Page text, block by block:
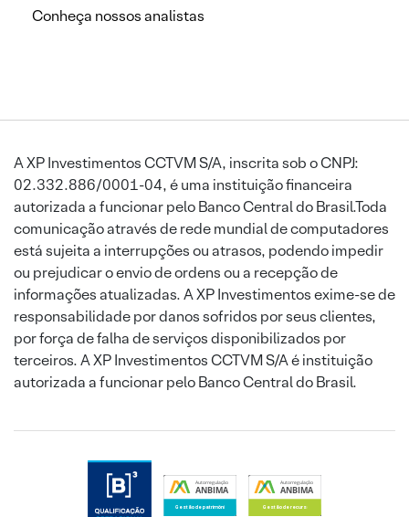
Conheça nossos analistas
A XP Investimentos CCTVM S/A, inscrita sob o CNPJ:
02.332.886/0001-04, é uma instituição financeira
autorizada a funcionar pelo Banco Central do Brasil.Toda
comunicação através de rede mundial de computadores
está sujeita a interrupções ou atrasos, podendo impedir
ou prejudicar o envio de ordens ou a recepção de
informações atualizadas. A XP Investimentos exime-se de
responsabilidade por danos sofridos por seus clientes,
por força de falha de serviços disponibilizados por
terceiros. A XP Investimentos CCTVM S/A é instituição
autorizada a funcionar pelo Banco Central do Brasil.